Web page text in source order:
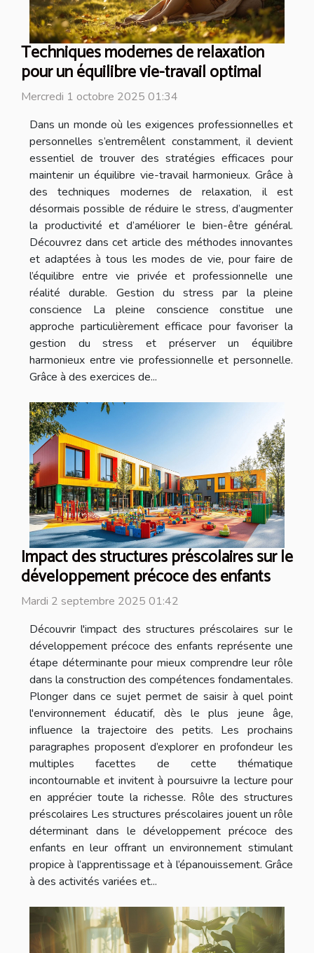
Techniques modernes de relaxation
pour un équilibre vie-travail optimal
Mercredi 1 octobre 2025 01:34
Dans un monde où les exigences professionnelles et
personnelles s’entremêlent constamment, il devient
essentiel de trouver des stratégies efficaces pour
maintenir un équilibre vie-travail harmonieux. Grâce à
des techniques modernes de relaxation, il est
désormais possible de réduire le stress, d’augmenter
la productivité et d’améliorer le bien-être général.
Découvrez dans cet article des méthodes innovantes
et adaptées à tous les modes de vie, pour faire de
l’équilibre entre vie privée et professionnelle une
réalité durable. Gestion du stress par la pleine
conscience La pleine conscience constitue une
approche particulièrement efficace pour favoriser la
gestion du stress et préserver un équilibre
harmonieux entre vie professionnelle et personnelle.
Grâce à des exercices de...
Impact des structures préscolaires sur le
développement précoce des enfants
Mardi 2 septembre 2025 01:42
Découvrir l'impact des structures préscolaires sur le
développement précoce des enfants représente une
étape déterminante pour mieux comprendre leur rôle
dans la construction des compétences fondamentales.
Plonger dans ce sujet permet de saisir à quel point
l'environnement éducatif, dès le plus jeune âge,
influence la trajectoire des petits. Les prochains
paragraphes proposent d’explorer en profondeur les
multiples facettes de cette thématique
incontournable et invitent à poursuivre la lecture pour
en apprécier toute la richesse. Rôle des structures
préscolaires Les structures préscolaires jouent un rôle
déterminant dans le développement précoce des
enfants en leur offrant un environnement stimulant
propice à l’apprentissage et à l’épanouissement. Grâce
à des activités variées et...